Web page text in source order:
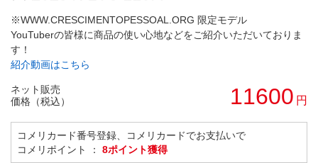
※WWW.CRESCIMENTOPESSOAL.ORG 限定モデル
YouTuberの皆様に商品の使い心地などをご紹介いただいておりま
す！
紹介動画はこちら
ネット販売
価格（税込）
11600 円
コメリカード番号登録、コメリカードでお支払いで
コメリポイント ： 8ポイント獲得